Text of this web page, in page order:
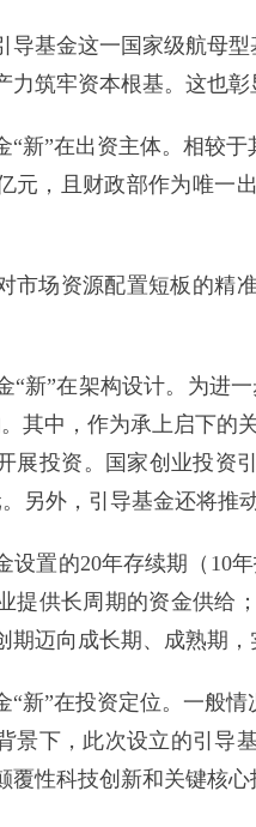
金这一国家级航母型
力筑牢资本根基。这也
”在出资主体。相较于
元，且财政部作为唯一
场资源配置短板的精准
”在架构设计。为进一
其中，作为承上启下的
展投资。国家创业投资
另外，引导基金还将推
置的20年存续期（10年
提供长周期的资金供给
期迈向成长期、成熟期，
”在投资定位。一般情
景下，此次设立的引导
覆性科技创新和关键核心